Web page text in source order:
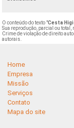
O conteúdo do texto "Cesta
Sua reprodução, parcial ou
Crime de violação de direito
autorais
Home
Empresa
Missão
Serviços
Contato
Mapa do site